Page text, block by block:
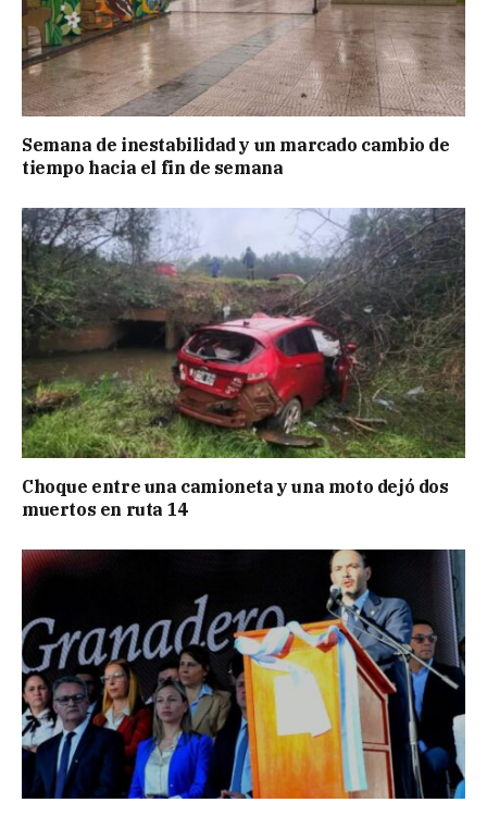
Semana de inestabilidad y un marcado cambio de
tiempo hacia el fin de semana
Choque entre una camioneta y una moto dejó dos
muertos en ruta 14